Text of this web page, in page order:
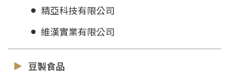
精亞科技有限公司
維漢實業有限公司
豆製食品